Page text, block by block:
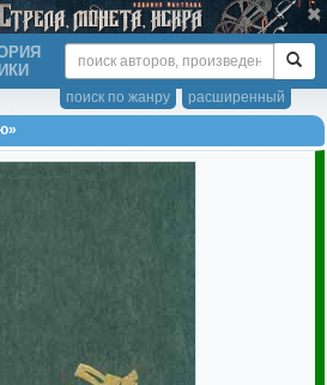
расширенный
поиск по жанру